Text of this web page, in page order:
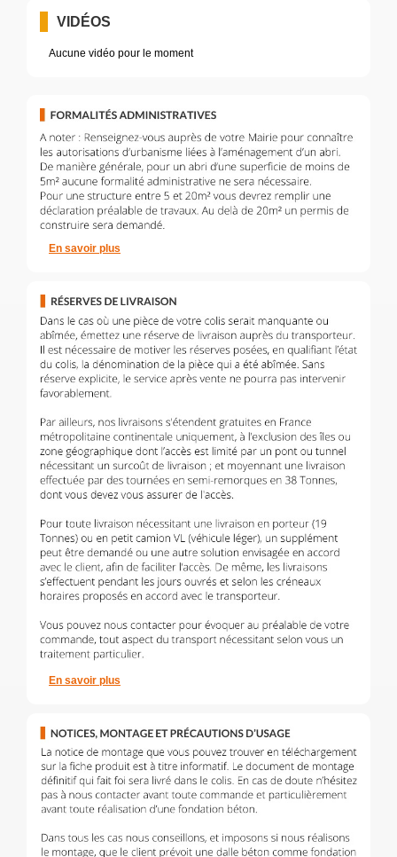
VIDÉOS
Aucune vidéo pour le moment
En savoir plus
En savoir plus